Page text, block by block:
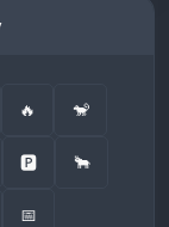
🔥 🐒
🅿️ 🐂
📅